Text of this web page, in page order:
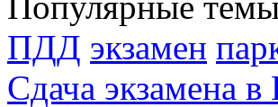
ПДД экзамен
Сдача экзамена